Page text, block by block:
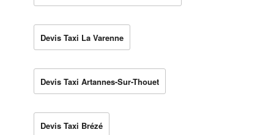
Devis Taxi La Varenne
Devis Taxi Artannes-Sur-Thouet
Devis Taxi Brézé